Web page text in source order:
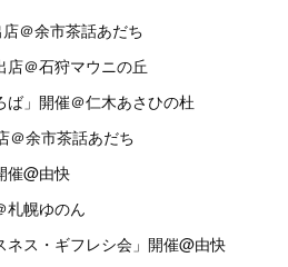
＠余市茶話あだち
＠石狩マウニの丘
」開催＠仁木あさひの杜
余市茶話あだち
@由快
幌ゆのん
ス・ギフレシ会」開催@由快